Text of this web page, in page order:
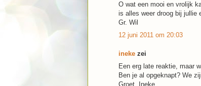
O wat een mooi en vrolijk
is alles weer droog bij jullie
Gr. Wil
12 juni 2011 om 20:03
ineke zei
Een erg late reaktie, maar
Ben je al opgeknapt? We
Groet, Ineke